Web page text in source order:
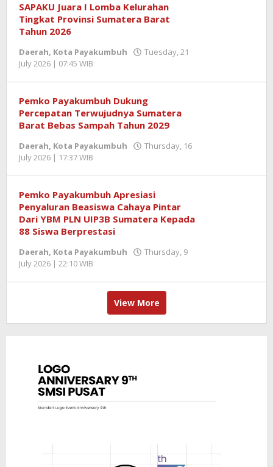
SAPAKU Juara I Lomba Kelurahan
Tingkat Provinsi Sumatera Barat
Tahun 2026
Daerah, Kota Payakumbuh
Tuesday, 21
July 2026 | 07:45 WIB
Pemko Payakumbuh Dukung
Percepatan Terwujudnya Sumatera
Barat Bebas Sampah Tahun 2029
Daerah, Kota Payakumbuh
Thursday, 16
July 2026 | 17:37 WIB
Pemko Payakumbuh Apresiasi
Penyaluran Beasiswa Cahaya Pintar
Dari YBM PLN UIP3B Sumatera Kepada
88 Siswa Berprestasi
Daerah, Kota Payakumbuh
Thursday, 9
July 2026 | 22:10 WIB
View More